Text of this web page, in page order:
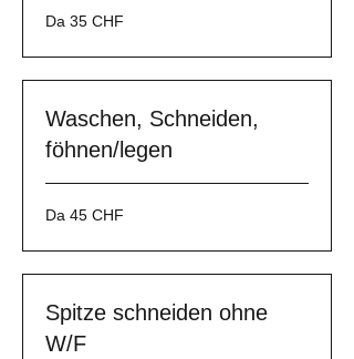
Da
35
Da 35 CHF
Waschen, Schneiden,
föhnen/legen
Da
45
Da 45 CHF
Spitze schneiden ohne
W/F